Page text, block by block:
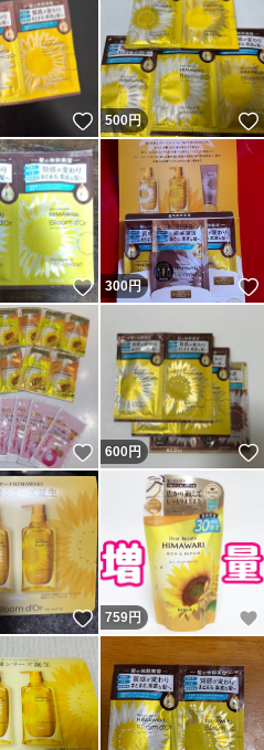
いいね！
500円
いいね！
300円
いいね！
600円
いいね！
759円